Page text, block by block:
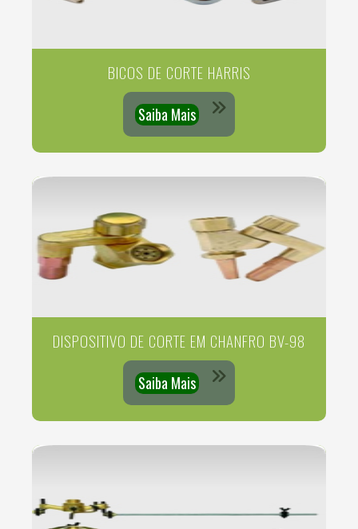
BICOS DE CORTE HARRIS
Saiba Mais
DISPOSITIVO DE CORTE EM CHANFRO BV-98
Saiba Mais